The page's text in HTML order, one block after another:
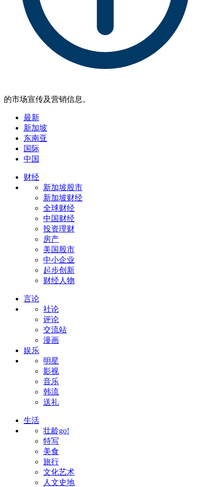
的市场宣传及营销信息。
最新
新加坡
东南亚
国际
中国
财经
新加坡股市
新加坡财经
全球财经
中国财经
投资理财
房产
美国股市
中小企业
起步创新
财经人物
言论
社论
评论
交流站
漫画
娱乐
明星
影视
音乐
韩流
送礼
生活
壮龄go!
特写
美食
旅行
文化艺术
人文史地